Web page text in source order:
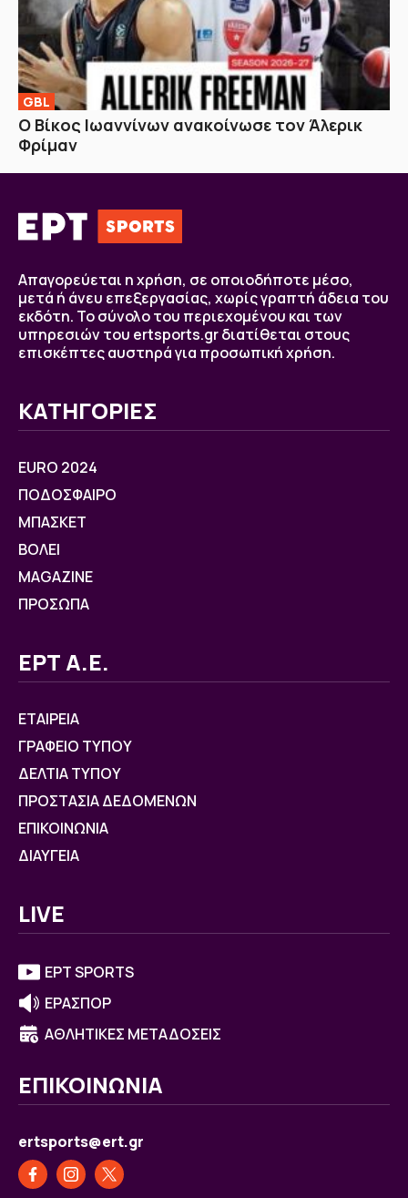
GBL
Ο Βίκος Ιωαννίνων ανακοίνωσε τον Άλερικ
Φρίμαν
Απαγορεύεται η χρήση, σε οποιοδήποτε μέσο,
μετά ή άνευ επεξεργασίας, χωρίς γραπτή άδεια του
εκδότη. Το σύνολο του περιεχομένου και των
υπηρεσιών του ertsports.gr διατίθεται στους
επισκέπτες αυστηρά για προσωπική χρήση.
ΚΑΤΗΓΟΡΙΕΣ
EURO 2024
ΠΟΔΟΣΦΑΙΡΟ
ΜΠΑΣΚΕΤ
ΒOΛΕΙ
MAGAZINE
ΠΡΟΣΩΠΑ
ΕΡΤ Α.Ε.
ΕΤΑΙΡΕΙΑ
ΓΡΑΦΕΙΟ ΤΥΠΟΥ
ΔΕΛΤΙΑ ΤΥΠΟΥ
ΠΡΟΣΤΑΣΙΑ ΔΕΔΟΜΕΝΩΝ
ΕΠΙΚΟΙΝΩΝΙΑ
ΔΙΑΥΓΕΙΑ
LIVE
ΕΡΤ SPORTS
ΕΡΑΣΠΟΡ
ΑΘΛΗΤΙΚΕΣ ΜΕΤΑΔΟΣΕΙΣ
ΕΠΙΚΟΙΝΩΝΙΑ
ertsports@ert.gr